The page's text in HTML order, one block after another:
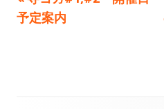
稿
の
予定案内